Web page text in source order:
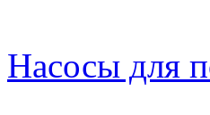
Насосы для